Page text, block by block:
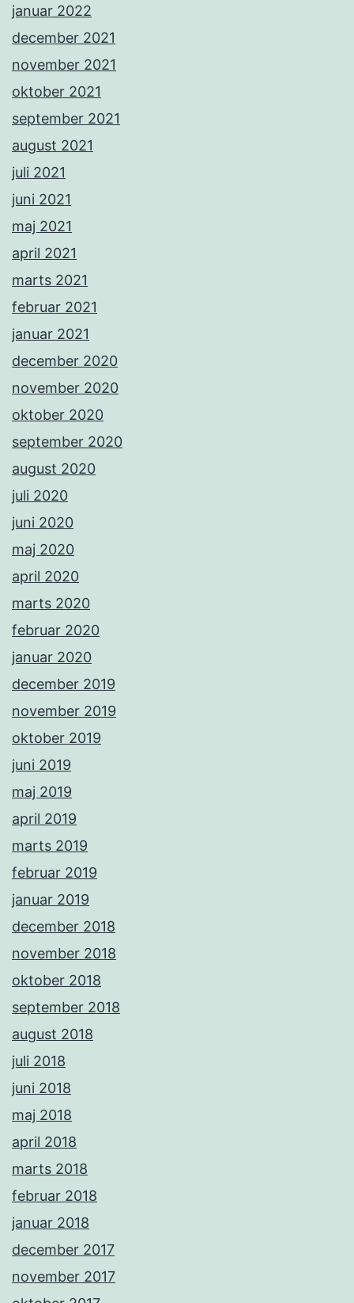
januar 2022
december 2021
november 2021
oktober 2021
september 2021
august 2021
juli 2021
juni 2021
maj 2021
april 2021
marts 2021
februar 2021
januar 2021
december 2020
november 2020
oktober 2020
september 2020
august 2020
juli 2020
juni 2020
maj 2020
april 2020
marts 2020
februar 2020
januar 2020
december 2019
november 2019
oktober 2019
juni 2019
maj 2019
april 2019
marts 2019
februar 2019
januar 2019
december 2018
november 2018
oktober 2018
september 2018
august 2018
juli 2018
juni 2018
maj 2018
april 2018
marts 2018
februar 2018
januar 2018
december 2017
november 2017